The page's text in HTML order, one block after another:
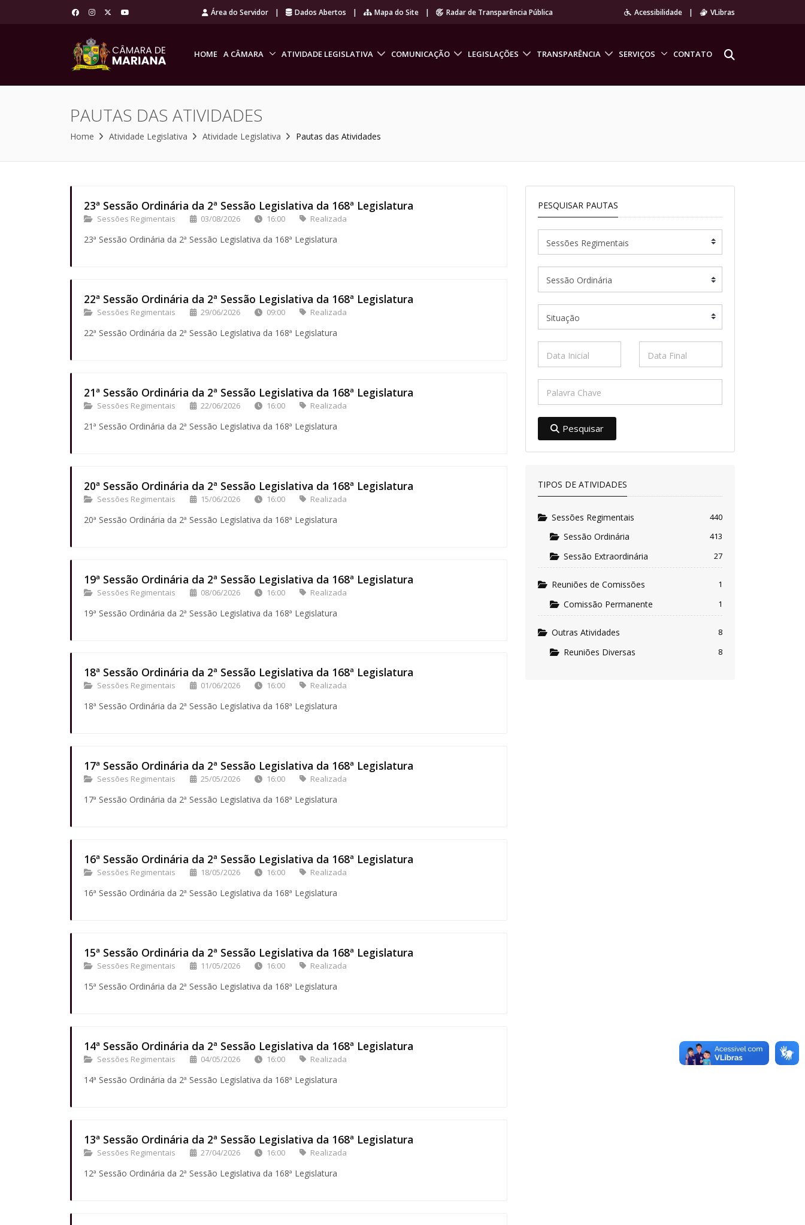
Área do Servidor | Dados Abertos | Mapa do Site | Radar de Transparência Pública Acessibilidade | VLibras
HOME A CÂMARA ATIVIDADE LEGISLATIVA COMUNICAÇÃO LEGISLAÇÕES TRANSPARÊNCIA SERVIÇOS CONTATO
PAUTAS DAS ATIVIDADES
Home Atividade Legislativa Atividade Legislativa Pautas das Atividades
23ª Sessão Ordinária da 2ª Sessão Legislativa da 168ª Legislatura
Sessões Regimentais 03/08/2026 16:00 Realizada
23ª Sessão Ordinária da 2ª Sessão Legislativa da 168ª Legislatura
22ª Sessão Ordinária da 2ª Sessão Legislativa da 168ª Legislatura
Sessões Regimentais 29/06/2026 09:00 Realizada
22ª Sessão Ordinária da 2ª Sessão Legislativa da 168ª Legislatura
21ª Sessão Ordinária da 2ª Sessão Legislativa da 168ª Legislatura
Sessões Regimentais 22/06/2026 16:00 Realizada
21ª Sessão Ordinária da 2ª Sessão Legislativa da 168ª Legislatura
20ª Sessão Ordinária da 2ª Sessão Legislativa da 168ª Legislatura
Sessões Regimentais 15/06/2026 16:00 Realizada
20ª Sessão Ordinária da 2ª Sessão Legislativa da 168ª Legislatura
19ª Sessão Ordinária da 2ª Sessão Legislativa da 168ª Legislatura
Sessões Regimentais 08/06/2026 16:00 Realizada
19ª Sessão Ordinária da 2ª Sessão Legislativa da 168ª Legislatura
18ª Sessão Ordinária da 2ª Sessão Legislativa da 168ª Legislatura
Sessões Regimentais 01/06/2026 16:00 Realizada
18ª Sessão Ordinária da 2ª Sessão Legislativa da 168ª Legislatura
17ª Sessão Ordinária da 2ª Sessão Legislativa da 168ª Legislatura
Sessões Regimentais 25/05/2026 16:00 Realizada
17ª Sessão Ordinária da 2ª Sessão Legislativa da 168ª Legislatura
16ª Sessão Ordinária da 2ª Sessão Legislativa da 168ª Legislatura
Sessões Regimentais 18/05/2026 16:00 Realizada
16ª Sessão Ordinária da 2ª Sessão Legislativa da 168ª Legislatura
15ª Sessão Ordinária da 2ª Sessão Legislativa da 168ª Legislatura
Sessões Regimentais 11/05/2026 16:00 Realizada
15ª Sessão Ordinária da 2ª Sessão Legislativa da 168ª Legislatura
14ª Sessão Ordinária da 2ª Sessão Legislativa da 168ª Legislatura
Sessões Regimentais 04/05/2026 16:00 Realizada
14ª Sessão Ordinária da 2ª Sessão Legislativa da 168ª Legislatura
13ª Sessão Ordinária da 2ª Sessão Legislativa da 168ª Legislatura
Sessões Regimentais 27/04/2026 16:00 Realizada
12ª Sessão Ordinária da 2ª Sessão Legislativa da 168ª Legislatura
PESQUISAR PAUTAS
Pesquisar
TIPOS DE ATIVIDADES
Sessões Regimentais 440
Sessão Ordinária 413
Sessão Extraordinária 27
Reuniões de Comissões 1
Comissão Permanente 1
Outras Atividades 8
Reuniões Diversas 8